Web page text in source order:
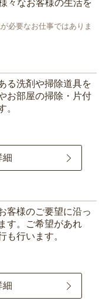
々なお客様の生活を
必要なお仕事ではありま
る洗剤や掃除道具を
お部屋の掃除・片付
。
細
客様のご要望に沿っ
す。ご希望があれ
も行います。
細